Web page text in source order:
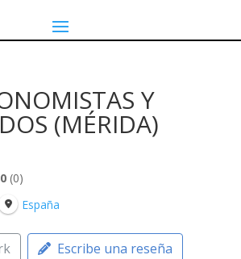
Y
(MÉRIDA)
0
España
Escribe una reseña